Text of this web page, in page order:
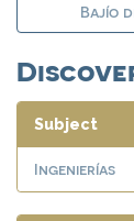
Bajío
Subject
Ingenierías